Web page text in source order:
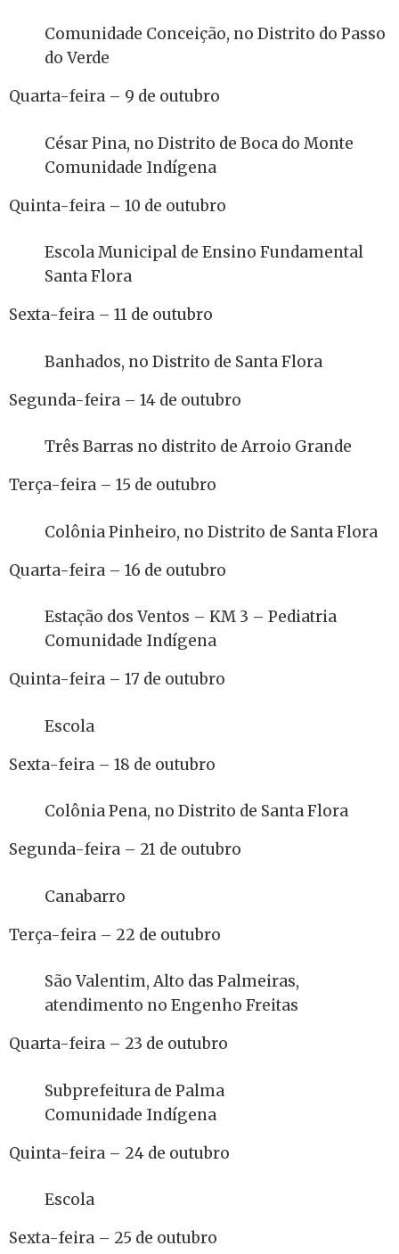
Comunidade Conceição, no Distrito do Passo
do Verde
Quarta-feira – 9 de outubro
César Pina, no Distrito de Boca do Monte
Comunidade Indígena
Quinta-feira – 10 de outubro
Escola Municipal de Ensino Fundamental
Santa Flora
Sexta-feira – 11 de outubro
Banhados, no Distrito de Santa Flora
Segunda-feira – 14 de outubro
Três Barras no distrito de Arroio Grande
Terça-feira – 15 de outubro
Colônia Pinheiro, no Distrito de Santa Flora
Quarta-feira – 16 de outubro
Estação dos Ventos – KM 3 – Pediatria
Comunidade Indígena
Quinta-feira – 17 de outubro
Escola
Sexta-feira – 18 de outubro
Colônia Pena, no Distrito de Santa Flora
Segunda-feira – 21 de outubro
Canabarro
Terça-feira – 22 de outubro
São Valentim, Alto das Palmeiras,
atendimento no Engenho Freitas
Quarta-feira – 23 de outubro
Subprefeitura de Palma
Comunidade Indígena
Quinta-feira – 24 de outubro
Escola
Sexta-feira – 25 de outubro